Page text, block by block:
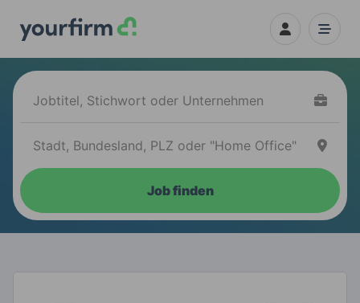
Job finden